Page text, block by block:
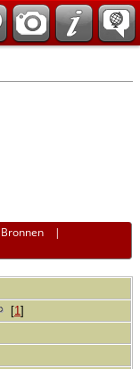
Bronnen |
[1 ]